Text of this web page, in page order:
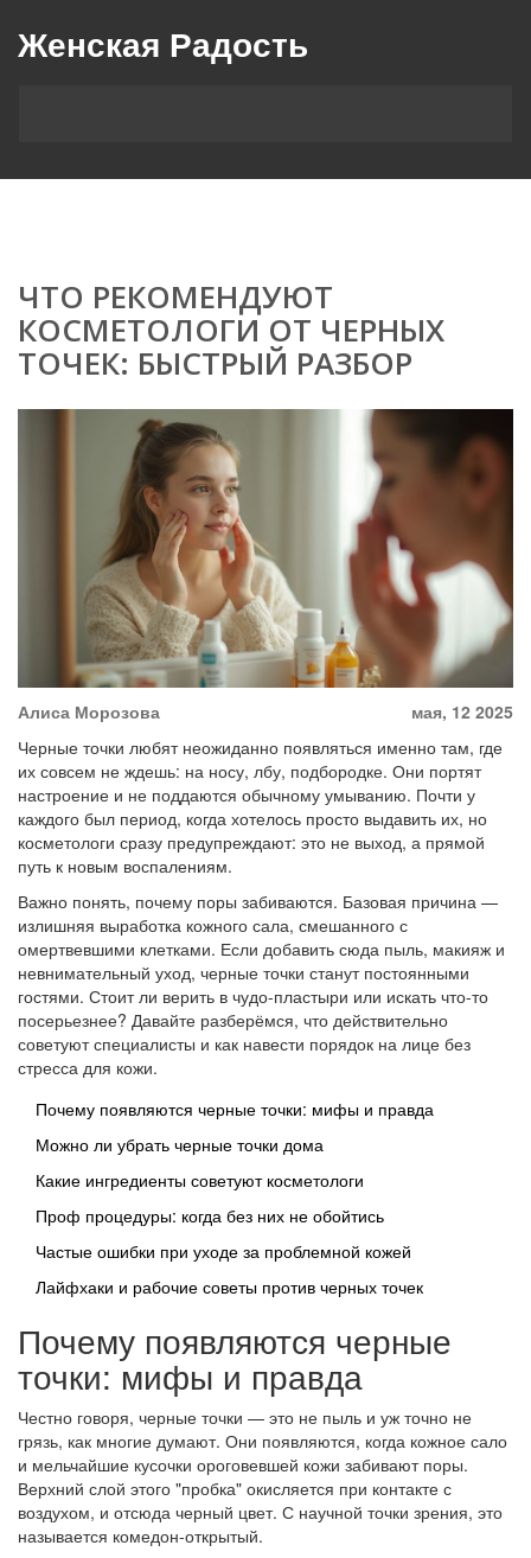
Женская Радость
ЧТО РЕКОМЕНДУЮТ
КОСМЕТОЛОГИ ОТ ЧЕРНЫХ
ТОЧЕК: БЫСТРЫЙ РАЗБОР
Алиса Морозова
мая, 12 2025
Черные точки любят неожиданно появляться именно там, где
их совсем не ждешь: на носу, лбу, подбородке. Они портят
настроение и не поддаются обычному умыванию. Почти у
каждого был период, когда хотелось просто выдавить их, но
косметологи сразу предупреждают: это не выход, а прямой
путь к новым воспалениям.
Важно понять, почему поры забиваются. Базовая причина —
излишняя выработка кожного сала, смешанного с
омертвевшими клетками. Если добавить сюда пыль, макияж и
невнимательный уход, черные точки станут постоянными
гостями. Стоит ли верить в чудо-пластыри или искать что-то
посерьезнее? Давайте разберёмся, что действительно
советуют специалисты и как навести порядок на лице без
стресса для кожи.
Почему появляются черные точки: мифы и правда
Можно ли убрать черные точки дома
Какие ингредиенты советуют косметологи
Проф процедуры: когда без них не обойтись
Частые ошибки при уходе за проблемной кожей
Лайфхаки и рабочие советы против черных точек
Почему появляются черные
точки: мифы и правда
Честно говоря, черные точки — это не пыль и уж точно не
грязь, как многие думают. Они появляются, когда кожное сало
и мельчайшие кусочки ороговевшей кожи забивают поры.
Верхний слой этого "пробка" окисляется при контакте с
воздухом, и отсюда черный цвет. С научной точки зрения, это
называется комедон-открытый.